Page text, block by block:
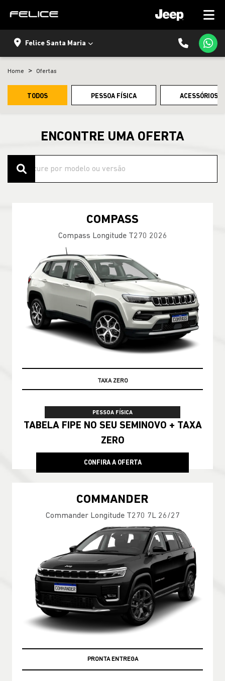
Felice Santa Maria
Home Ofertas
TODOS PESSOA FÍSICA ACESSÓRIOS
ENCONTRE UMA OFERTA
COMPASS
Compass Longitude T270 2026
100% DA TABELA FIPE NO SEU USADO
PESSOA FÍSICA
TABELA FIPE NO SEU SEMINOVO + TAXA
ZERO
CONFIRA A OFERTA
COMMANDER
Commander Longitude T270 7L 26/27
PRONTA ENTREGA